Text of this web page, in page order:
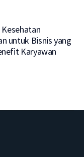
untuk Bisnis yang
Karyawan